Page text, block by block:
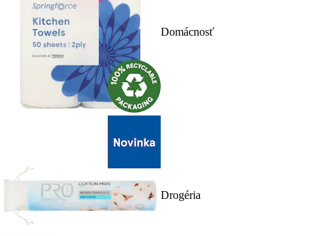
Domácnosť
Drogéria